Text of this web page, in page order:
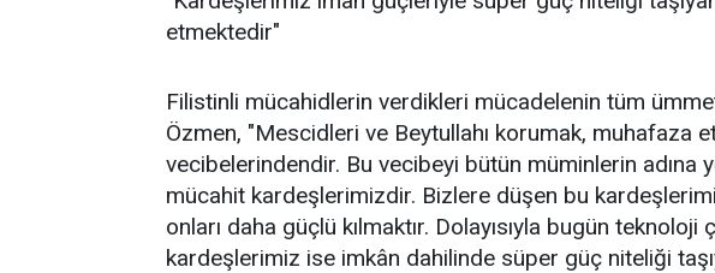
etmektedir"
Filistinli mücahidlerin verdikleri mücadelenin tüm
Özmen, "Mescidleri ve Beytullahı korumak, muhafaza
vecibelerindendir. Bu vecibeyi bütün müminlerin adına
mücahit kardeşlerimizdir. Bizlere düşen bu
onları daha güçlü kılmaktır. Dolayısıyla bugün teknoloji
kardeşlerimiz ise imkân dahilinde süper güç niteliği